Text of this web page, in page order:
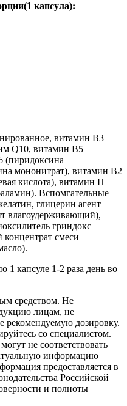
капсула):
витамин B3
Q10, витамин B5
(пиридоксина
мононитрат), витамин B2
кислота), витамин H
Вспомгательные
глицерин агент
влагоудерживающий),
гриндокс
концентрат смеси
1 капсуле 1-2 раза день во
средством. Не
лицам, не
рекомендуемую дозировку.
со специалистом.
не соответствовать
информацию
предоставляется в
Российской
и полноты